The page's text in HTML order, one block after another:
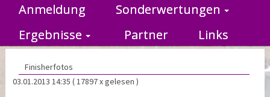
Anmeldung
Sonderwertungen
Ergebnisse
Partner Links
Finisherfotos
03.01.2013 14:35 ( 17897 x gelesen )